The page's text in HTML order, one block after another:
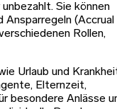
Sie können
(Accrual
Rollen,
Urlaub und
Elternzeit,
besondere Anlässe